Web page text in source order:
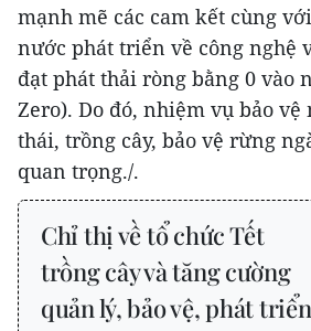
mạnh mẽ các cam kết cùng
nước phát triển về công nghệ
đạt phát thải ròng bằng 0 vào
Zero). Do đó, nhiệm vụ bảo
thái, trồng cây, bảo vệ rừng
quan trọng./.
Chỉ thị về tổ chức Tết
trồng cây và tăng cường
quản lý, bảo vệ, phát triển